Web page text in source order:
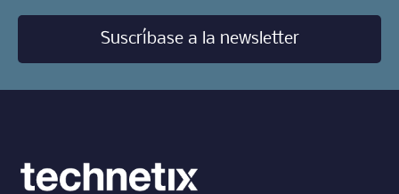
Suscríbase a la newsletter